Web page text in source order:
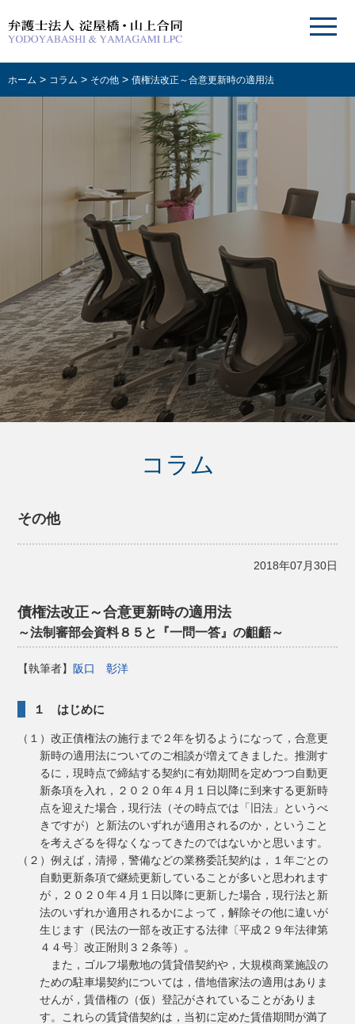
ホーム > コラム > その他 > 債権法改正～合意更新時の適用法
コラム
その他
2018年07月30日
債権法改正～合意更新時の適用法
～法制審部会資料８５と『一問一答』の齟齬～
【執筆者】 阪口 彰洋
１ はじめに
（１）改正債権法の施行まで２年を切るようになって，合意更
新時の適用法についてのご相談が増えてきました。推測す
るに，現時点で締結する契約に有効期間を定めつつ自動更
新条項を入れ，２０２０年４月１日以降に到来する更新時
点を迎えた場合，現行法（その時点では「旧法」というべ
きですが）と新法のいずれが適用されるのか，ということ
を考えざるを得なくなってきたのではないかと思います。
（２）例えば，清掃，警備などの業務委託契約は，１年ごとの
自動更新条項で継続更新していることが多いと思われます
が，２０２０年４月１日以降に更新した場合，現行法と新
法のいずれか適用されるかによって，解除その他に違いが
生じます（民法の一部を改正する法律〔平成２９年法律第
４４号〕改正附則３２条等）。
また，ゴルフ場敷地の賃貸借契約や，大規模商業施設の
ための駐車場契約については，借地借家法の適用はありま
せんが，賃借権の（仮）登記がされていることがありま
す。これらの賃貸借契約は，当初に定めた賃借期間が満了